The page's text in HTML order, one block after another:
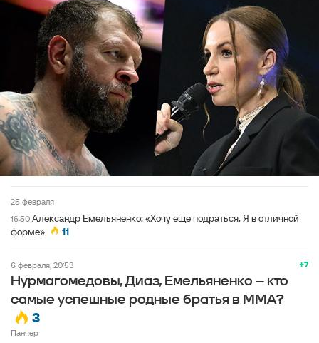
25 февраля
16:50 Александр Емельяненко: «Хочу еще подраться. Я в отличной
форме»
11
+7
6 февраля, 20:53
Нурмагомедовы, Диаз, Емельяненко – кто
самые успешные родные братья в ММА?
3
Панчер